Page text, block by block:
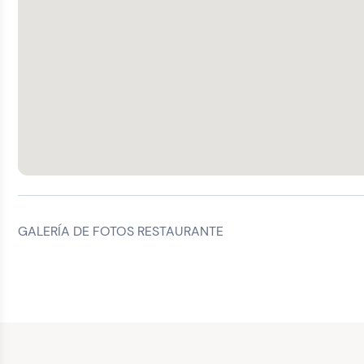
GALERÍA DE FOTOS RESTAURANTE